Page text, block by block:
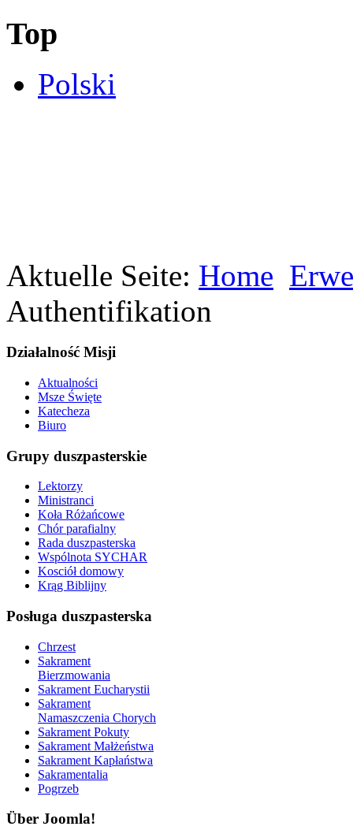
Top
Polski
Aktuelle Seite: Home
Authentifikation
Działalność Misji
Aktualności
Msze Święte
Katecheza
Biuro
Grupy duszpasterskie
Lektorzy
Ministranci
Koła Różańcowe
Chór parafialny
Rada duszpasterska
Wspólnota SYCHAR
Kosciół domowy
Krąg Biblijny
Posługa duszpasterska
Chrzest
Sakrament
Bierzmowania
Sakrament Eucharystii
Sakrament
Namaszczenia Chorych
Sakrament Pokuty
Sakrament Małżeństwa
Sakrament Kapłaństwa
Sakramentalia
Pogrzeb
Über Joomla!